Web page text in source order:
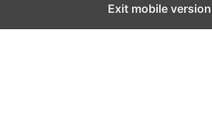
Exit mobile version